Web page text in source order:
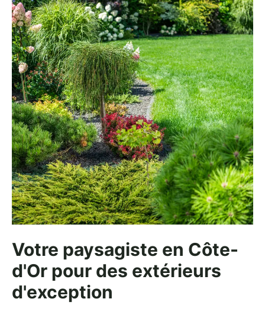
Votre paysagiste en Côte-
d'Or pour des extérieurs
d'exception